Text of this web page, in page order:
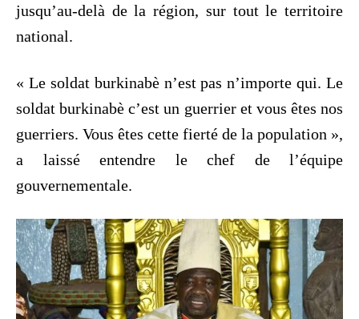
jusqu’au-delà de la région, sur tout le territoire
national.
« Le soldat burkinabè n’est pas n’importe qui. Le
soldat burkinabè c’est un guerrier et vous êtes nos
guerriers. Vous êtes cette fierté de la population »,
a laissé entendre le chef de l’équipe
gouvernementale.